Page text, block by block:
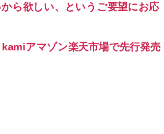
ら欲しい、というご要望にお応
アマゾン楽天市場で先行発売